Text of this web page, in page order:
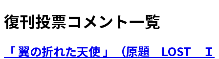
復刊投票コメント一覧
「 翼の折れた天使 」（原題 LOST Ｉ